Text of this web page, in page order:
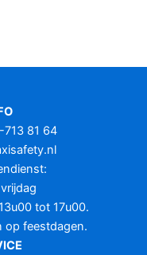
81 64
tot 17u00.
op feestdagen.